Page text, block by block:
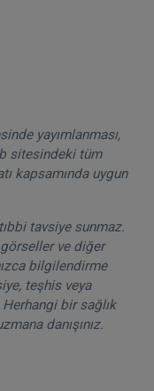
yayımlanması,
sitesindeki tüm
kapsamında uygun
tavsiye sunmaz.
ve diğer
bilgilendirme
teşhis veya
bir sağlık
danışınız.